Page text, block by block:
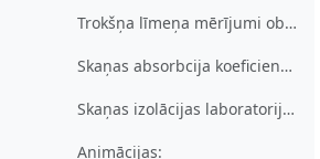
Trokšņa līmeņa mērījumi objektā, teritorijā un telpās
Skaņas absorbcija koeficienta mērījumi reverberācijas kamerā (RK)
Skaņas izolācijas laboratorijas mērījumi būvakustikas mērkamerā
Animācijas: